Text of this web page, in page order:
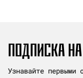
ПОДПИСКА
Узнавайте первыми